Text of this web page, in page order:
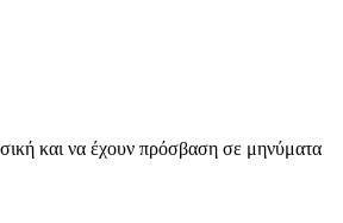
και να έχουν πρόσβαση σε μηνύματα